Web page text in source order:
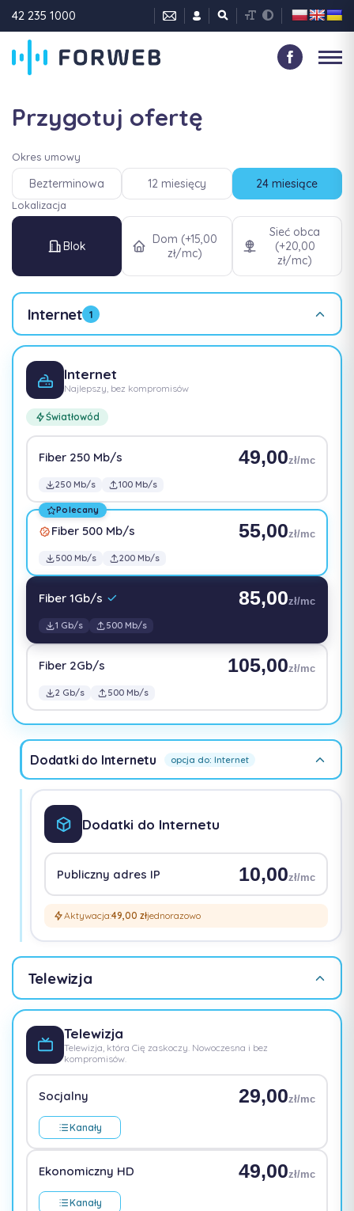
42 235 1000
Przygotuj ofertę
Okres umowy
Bezterminowa 12 miesięcy 24 miesiące
Lokalizacja
Blok
Dom (+15,00
zł/mc)
Sieć obca
(+20,00
zł/mc)
Internet 1
Internet
Najlepszy, bez kompromisów
Światłowód
Fiber 250 Mb/s 49,00zł/mc
250 Mb/s 100 Mb/s
Polecany
Fiber 500 Mb/s 55,00zł/mc
500 Mb/s 200 Mb/s
Fiber 1Gb/s 85,00zł/mc
1 Gb/s 500 Mb/s
Fiber 2Gb/s 105,00zł/mc
2 Gb/s 500 Mb/s
Dodatki do Internetu opcja do: Internet
Dodatki do Internetu
Publiczny adres IP 10,00zł/mc
Aktywacja:49,00 złjednorazowo
Telewizja
Telewizja
Telewizja, która Cię zaskoczy. Nowoczesna i bez
kompromisów.
Socjalny
Kanały
29,00zł/mc
Ekonomiczny HD
Kanały
49,00zł/mc